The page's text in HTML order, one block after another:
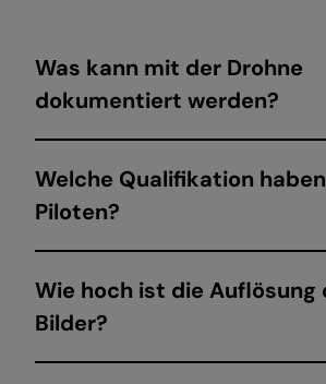
Was kann mit der Drohne
dokumentiert werden?
Welche Qualifikation
Piloten?
Wie hoch ist die Auflösung
Bilder?